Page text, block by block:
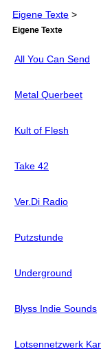
Eigene Texte >
Eigene Texte
All You Can Send
Metal Querbeet
Kult of Flesh
Take 42
Ver.Di Radio
Putzstunde
Underground
Blyss Indie Sounds
Lotsennetzwerk